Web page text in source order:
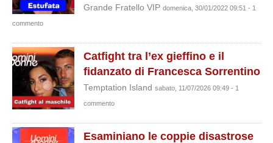
Grande Fratello VIP domenica, 30/01/2022 09:51 - 1
commento
Catfight tra l’ex gieffino e il
fidanzato di Francesca Sorrentino
Temptation Island sabato, 11/07/2026 09:49 - 1
commento
Esaminiano le coppie disastrose